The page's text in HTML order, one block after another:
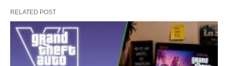
RELATED POST